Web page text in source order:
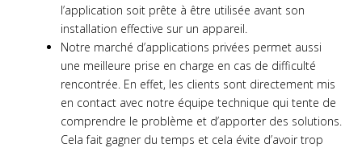
l’application soit prête à être utilisée avant son
installation effective sur un appareil.
Notre marché d’applications privées permet aussi
une meilleure prise en charge en cas de difficulté
rencontrée. En effet, les clients sont directement mis
en contact avec notre équipe technique qui tente de
comprendre le problème et d’apporter des solutions.
Cela fait gagner du temps et cela évite d’avoir trop